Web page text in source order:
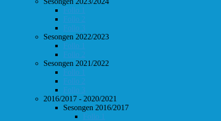
Follo 1
Follo 2
Follo 3
Sesongen 2022/2023
Follo 1
Follo 2
Sesongen 2021/2022
Follo 1
Follo 2
Follo 3
2016/2017 - 2020/2021
Sesongen 2016/2017
Follo 1